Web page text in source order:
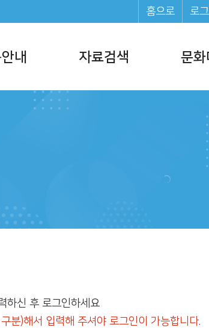
홈으로 로
내 자료검색
통합자료검색
문
도서관 소식지
하신 후 로그인하세요
분)해서 입력해 주셔야 로그인이 가능합니다.